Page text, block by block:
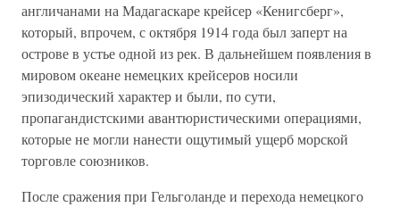
англичанами на Мадагаскаре крейсер «Кенигсберг»,
который, впрочем, с октября 1914 года был заперт на
острове в устье одной из рек. В дальнейшем появления в
мировом океане немецких крейсеров носили
эпизодический характер и были, по сути,
пропагандистскими авантюристическими операциями,
которые не могли нанести ощутимый ущерб морской
торговле союзников.
После сражения при Гельголанде и перехода немецкого